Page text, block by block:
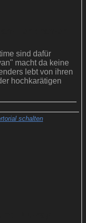
sind dafür
macht da keine
lebt von ihren
hochkarätigen
schalten